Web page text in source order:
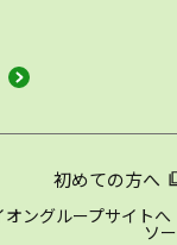
初めての方へ
オングループサイトへ
ソ